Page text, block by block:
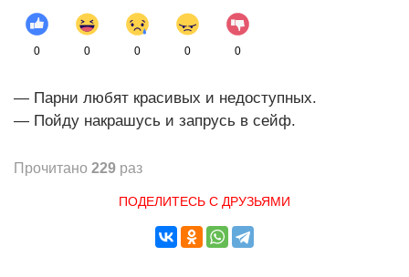
0 0 0 0 0
— Парни любят красивых и недоступных.
— Пойду накрашусь и запрусь в сейф.
Прочитано 229 раз
ПОДЕЛИТЕСЬ С ДРУЗЬЯМИ